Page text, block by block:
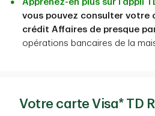
Apprenez-en plus sur l’appli
vous pouvez consulter votre
crédit Affaires de presque
opérations bancaires de la
Votre carte Visa* TD